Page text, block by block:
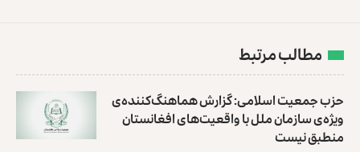
مطالب مرتبط
حزب جمعیت اسلامی: گزارش هماهنگ‌کننده‌ی
ویژه‌ی سازمان ملل با واقعیت‌های افغانستان
منطبق نیست